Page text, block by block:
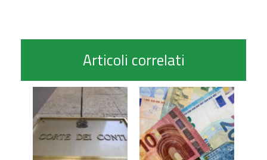
Articoli correlati